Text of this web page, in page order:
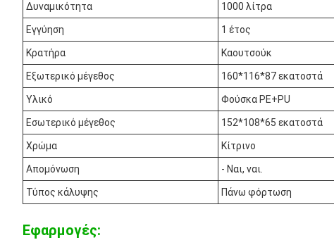
Δυναμικότητα 1000 λίτρα
Εγγύηση 1 έτος
Κρατήρα Καουτσούκ
Εξωτερικό μέγεθος 160*116*87 εκατοστά
Υλικό Φούσκα PE+PU
Εσωτερικό μέγεθος 152*108*65 εκατοστά
Χρώμα Κίτρινο
Απομόνωση - Ναι, ναι.
Τύπος κάλυψης Πάνω φόρτωση
Εφαρμογές: